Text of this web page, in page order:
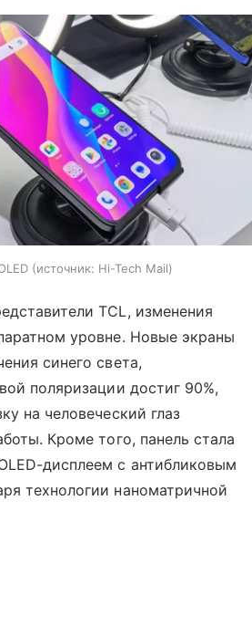
источник: Hi-Tech Mail
TCL, изменения
уровне. Новые экраны
синего света,
поляризации достиг 90%,
на человеческий глаз
Кроме того, панель стала
дисплеем с антибликовым
технологии наноматричной